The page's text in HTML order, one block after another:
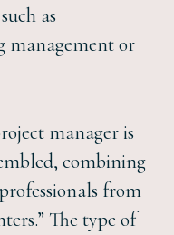
as
management or
manager is
combining
from
The type of